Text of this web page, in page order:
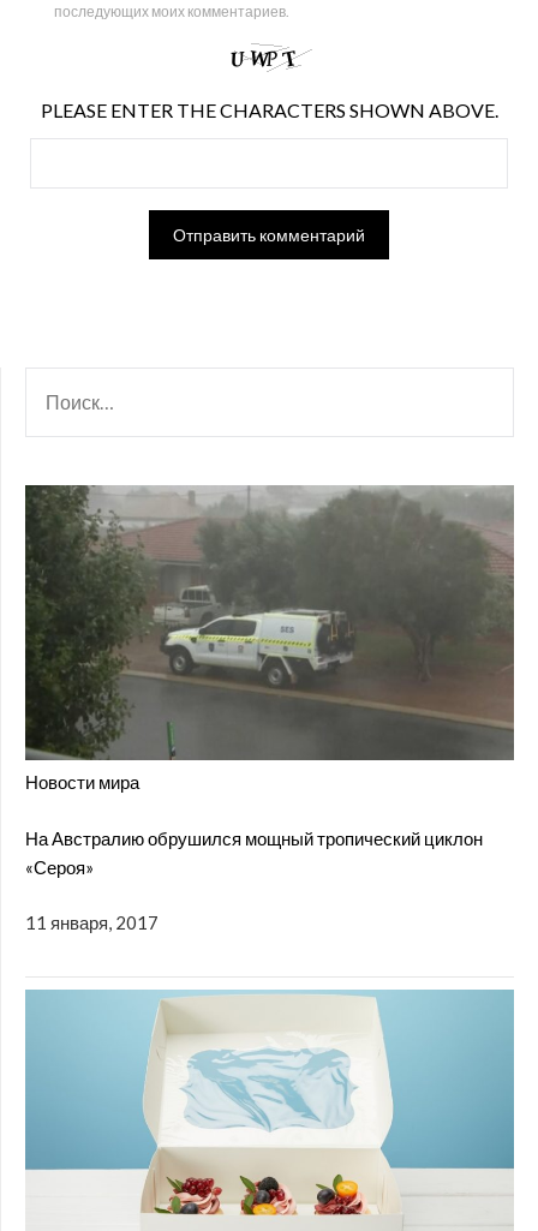
последующих моих комментариев.
PLEASE ENTER THE CHARACTERS SHOWN ABOVE.
Новости мира
На Австралию обрушился мощный тропический циклон
«Сероя»
11 января, 2017